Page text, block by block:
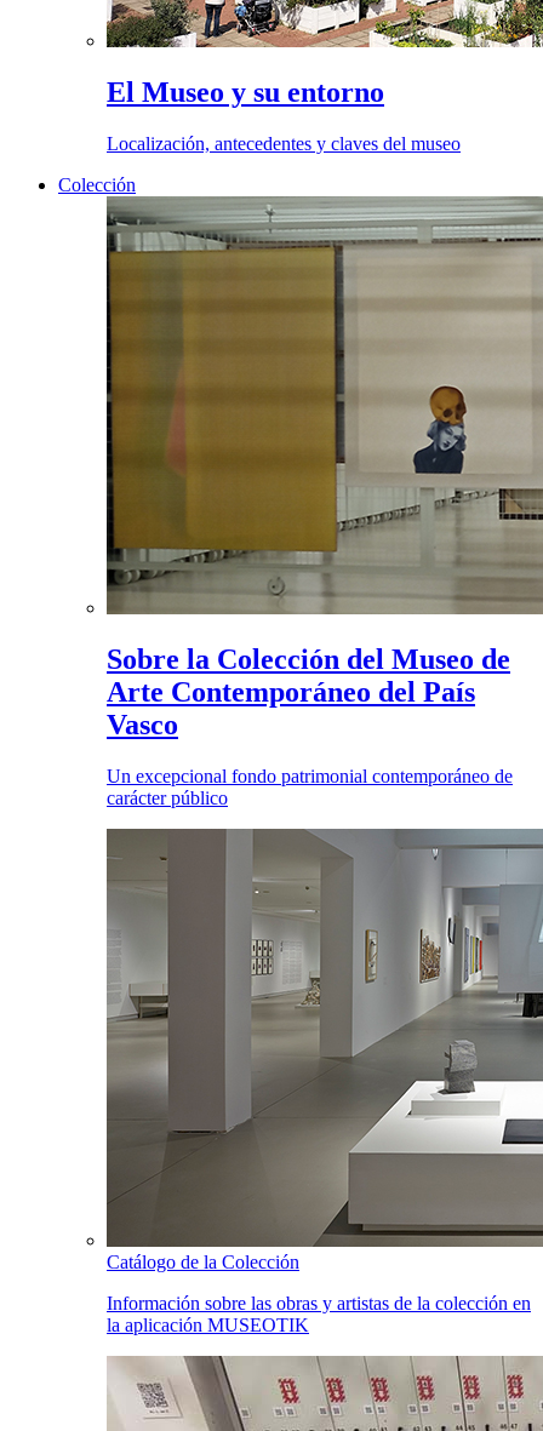
El Museo y su entorno
Localización, antecedentes y claves del museo
Colección
Sobre la Colección del Museo de
Arte Contemporáneo del País
Vasco
Un excepcional fondo patrimonial contemporáneo de
carácter público
Catálogo de la Colección
Información sobre las obras y artistas de la colección en
la aplicación MUSEOTIK